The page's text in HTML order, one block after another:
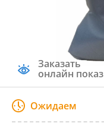
Заказать
онлайн показ
Ожидаем